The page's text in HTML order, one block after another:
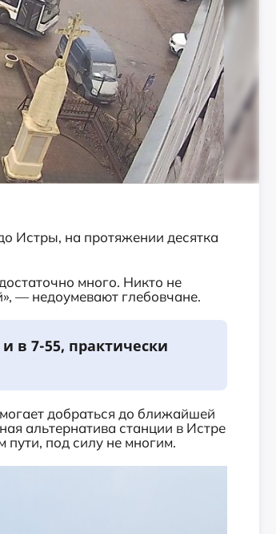
Истры, на протяжении десятка
много. Никто не
— недоумевают глебовчане.
в 7-55, практически
добраться до ближайшей
альтернатива станции в Истре
под силу не многим.